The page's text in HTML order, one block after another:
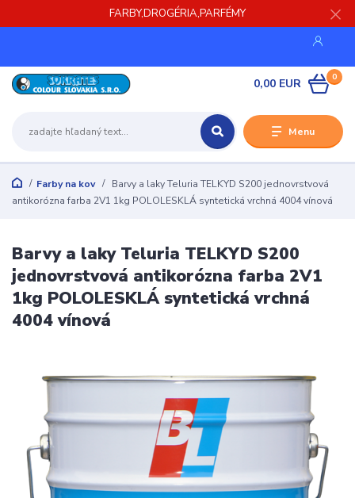
FARBY,DROGÉRIA,PARFÉMY
Menu
0
0,00 EUR
Farby na kov
Barvy a laky Teluria TELKYD S200 jednovrstvová
antikorózna farba 2V1 1kg POLOLESKLÁ syntetická vrchná 4004 vínová
Barvy a laky Teluria TELKYD S200
jednovrstvová antikorózna farba 2V1
1kg POLOLESKLÁ syntetická vrchná
4004 vínová